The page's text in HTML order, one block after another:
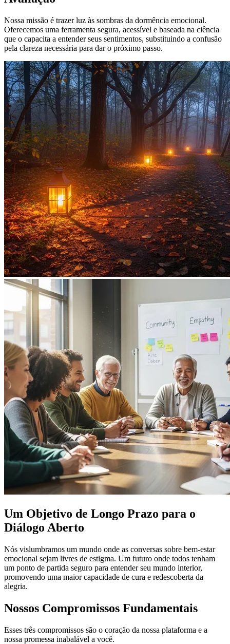
Nossa missão é trazer luz às sombras da dormência emocional.
Oferecemos uma ferramenta segura, acessível e baseada na ciência
que o capacita a entender seus sentimentos, substituindo a confusão
pela clareza necessária para dar o próximo passo.
Um Objetivo de Longo Prazo para o
Diálogo Aberto
Nós vislumbramos um mundo onde as conversas sobre bem-estar
emocional sejam livres de estigma. Um futuro onde todos tenham
um ponto de partida seguro para entender seu mundo interior,
promovendo uma maior capacidade de cura e redescoberta da
alegria.
Nossos Compromissos Fundamentais
Esses três compromissos são o coração da nossa plataforma e a
nossa promessa inabalável a você.